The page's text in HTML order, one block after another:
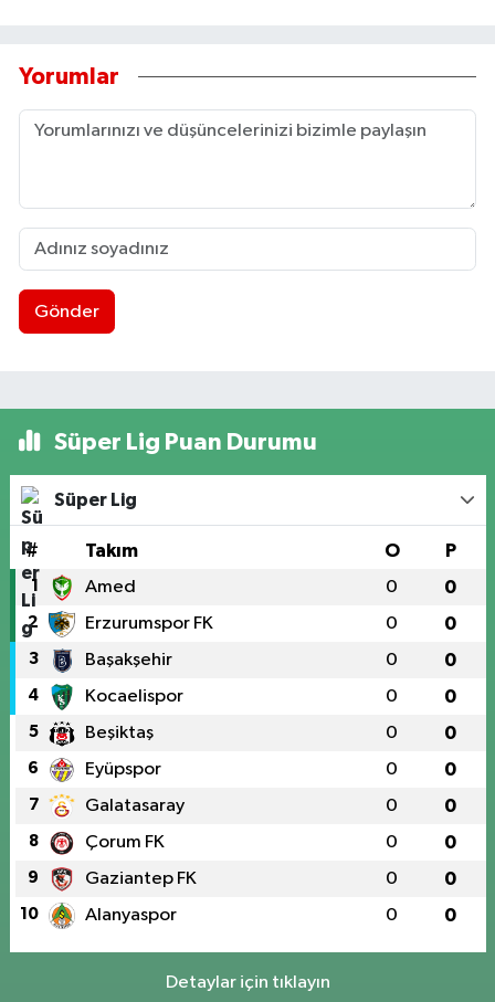
Yorumlar
Gönder
Süper Lig Puan Durumu
Süper Lig
# Takım O P
1 Amed 0 0
2 Erzurumspor FK 0 0
3 Başakşehir 0 0
4 Kocaelispor 0 0
5 Beşiktaş 0 0
6 Eyüpspor 0 0
7 Galatasaray 0 0
8 Çorum FK 0 0
9 Gaziantep FK 0 0
10 Alanyaspor 0 0
Detaylar için tıklayın